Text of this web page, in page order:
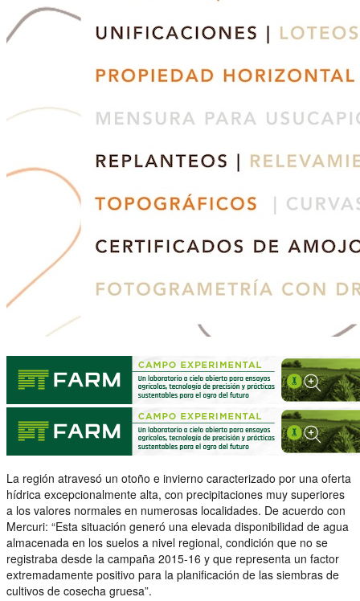
La región atravesó un otoño e invierno caracterizado por una oferta
hídrica excepcionalmente alta, con precipitaciones muy superiores
a los valores normales en numerosas localidades. De acuerdo con
Mercuri: “Esta situación generó una elevada disponibilidad de agua
almacenada en los suelos a nivel regional, condición que no se
registraba desde la campaña 2015-16 y que representa un factor
extremadamente positivo para la planificación de las siembras de
cultivos de cosecha gruesa”.